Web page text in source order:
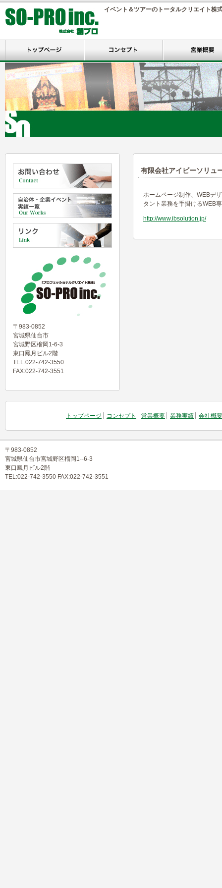
イベント＆ツアーのトータルクリエイト株
〒983-0852
宮城県仙台市
宮城野区榴岡1-6-3
東口鳳月ビル2階
TEL:022-742-3550
FAX:022-742-3551
有限会社アイビーソリュ
ホームページ制作、WEBデ
タント業務を手掛けるWEB
http://www.ibsolution.jp/
トップページ コンセプト 営業概要 業務実績 会社概要
〒983-0852
宮城県仙台市宮城野区榴岡1--6-3
東口鳳月ビル2階
TEL:022-742-3550 FAX:022-742-3551